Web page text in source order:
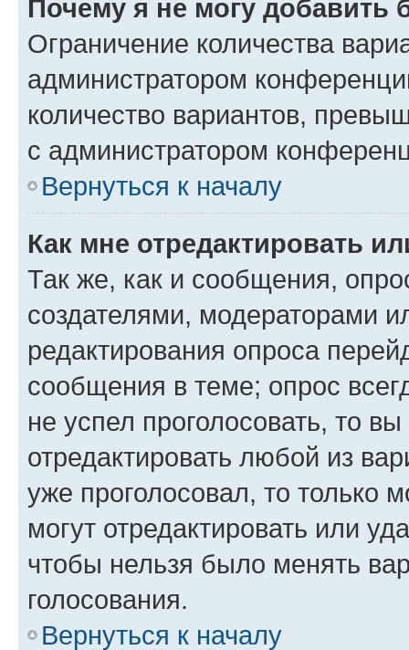
Почему я не могу добавить
Ограничение количества
администратором
количество вариантов,
с администратором
Вернуться к началу
Как мне отредактировать
Так же, как и сообщения,
создателями, модераторами
редактирования опроса
сообщения в теме; опрос
не успел проголосовать, то
отредактировать любой из
уже проголосовал, то только
могут отредактировать или
чтобы нельзя было менять
голосования.
Вернуться к началу